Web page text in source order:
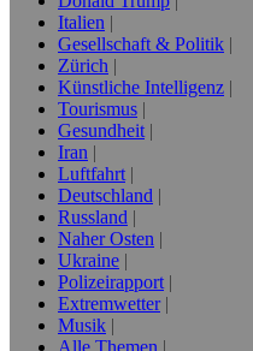
Italien
Gesellschaft & Politik
Zürich
Künstliche Intelligenz
Tourismus
Gesundheit
Iran
Luftfahrt
Deutschland
Russland
Naher Osten
Ukraine
Polizeirapport
Extremwetter
Musik
Alle Themen